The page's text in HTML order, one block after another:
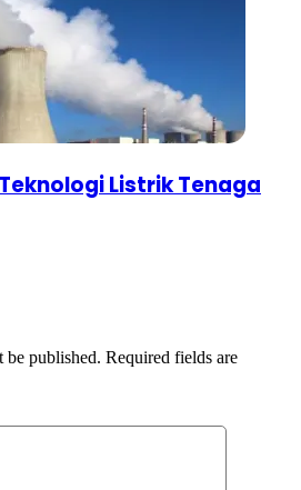
Listrik Tenaga
be published. Required fields are